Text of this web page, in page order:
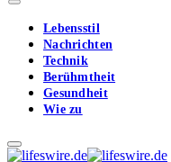
Lebensstil
Nachrichten
Technik
Berühmtheit
Gesundheit
Wie zu